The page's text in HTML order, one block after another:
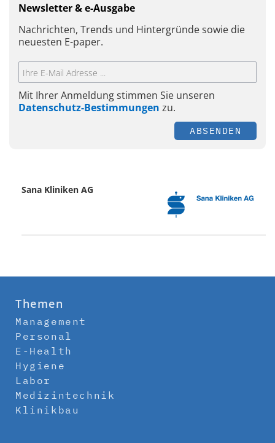
Newsletter & e-Ausgabe
Nachrichten, Trends und Hintergründe sowie die
neuesten E-paper.
Mit Ihrer Anmeldung stimmen Sie unseren
Datenschutz-Bestimmungen zu.
ABSENDEN
Sana Kliniken AG
Themen
Management
Personal
E-Health
Hygiene
Labor
Medizintechnik
Klinikbau